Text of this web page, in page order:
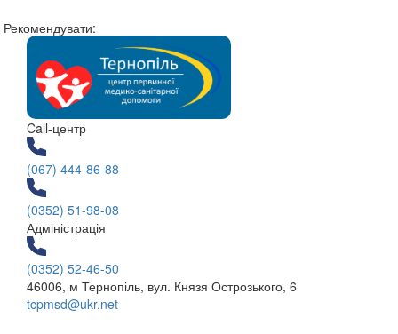
Рекомендувати:
Call-центр
(067) 444-86-88
(0352) 51-98-08
Адміністрація
(0352) 52-46-50
46006, м Тернопіль, вул. Князя Острозького, 6
tcpmsd@ukr.net